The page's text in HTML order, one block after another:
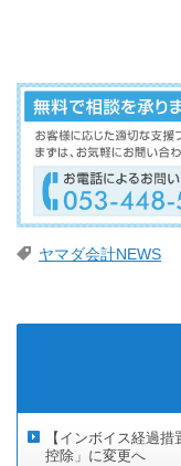
ヤマダ会計NEWS
【インボイス経過
控除」に変更へ